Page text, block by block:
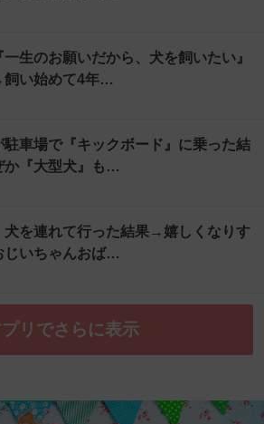
一生のお願いだから、犬を飼いたい』
飼い始めて4年…
駐車場で『キックボード』に乗った結
『大型犬』も…
犬を連れて行った結果→嬉しくなりす
いちゃんおば…
プリでさらに表示